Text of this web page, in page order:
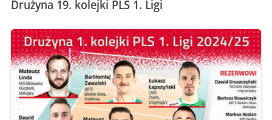
Drużyna 19. kolejki PLS 1. Ligi